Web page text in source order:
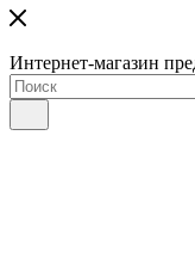
Интернет-магазин